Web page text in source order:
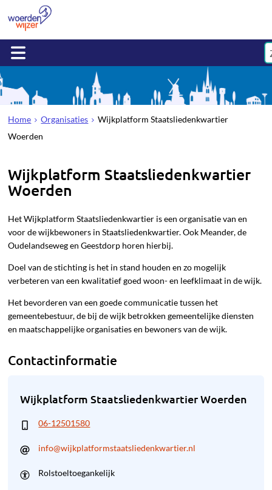
Home Organisaties
Wijkplatform Staatsliedenkwartier
Woerden
Wijkplatform Staatsliedenkwartier
Woerden
Het Wijkplatform Staatsliedenkwartier is een organisatie van en
voor de wijkbewoners in Staatsliedenkwartier. Ook Meander, de
Oudelandseweg en Geestdorp horen hierbij.
Doel van de stichting is het in stand houden en zo mogelijk
verbeteren van een kwalitatief goed woon- en leefklimaat in de wijk.
Het bevorderen van een goede communicatie tussen het
gemeentebestuur, de bij de wijk betrokken gemeentelijke diensten
en maatschappelijke organisaties en bewoners van de wijk.
Contactinformatie
Wijkplatform Staatsliedenkwartier Woerden
06-12501580
info@wijkplatformstaatsliedenkwartier.nl
Rolstoeltoegankelijk